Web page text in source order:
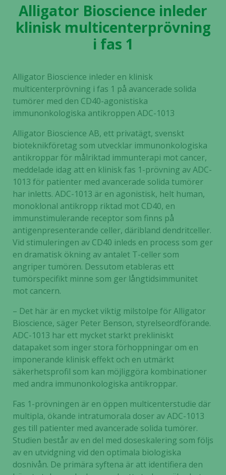
Alligator Bioscience inleder
klinisk multicenterprövning
i fas 1
Alligator Bioscience inleder en klinisk
multicenterprövning i fas 1 på avancerade solida
tumörer med den CD40-agonistiska
immunonkologiska antikroppen ADC-1013
Alligator Bioscience AB, ett privatägt, svenskt
bioteknikföretag som utvecklar immunonkologiska
antikroppar för målriktad immunterapi mot cancer,
meddelade idag att en klinisk fas 1-prövning av ADC-
1013 för patienter med avancerade solida tumörer
har inletts. ADC-1013 är en agonistisk, helt human,
monoklonal antikropp riktad mot CD40, en
immunstimulerande receptor som finns på
antigenpresenterande celler, däribland dendritceller.
Vid stimuleringen av CD40 inleds en process som ger
en dramatisk ökning av antalet T-celler som
angriper tumören. Dessutom etableras ett
tumörspecifikt minne som ger långtidsimmunitet
mot cancern.
– Det här är en mycket viktig milstolpe för Alligator
Bioscience, säger Peter Benson, styrelseordförande.
ADC-1013 har ett mycket starkt prekliniskt
datapaket som inger stora förhoppningar om en
imponerande klinisk effekt och en utmärkt
säkerhetsprofil som kan möjliggöra kombinationer
med andra immunonkologiska antikroppar.
Fas 1-prövningen är en öppen multicenterstudie där
multipla, ökande intratumorala doser av ADC-1013
ges till patienter med avancerade solida tumörer.
Studien består av en del med doseskalering som följs
av en utvidgning vid den optimala biologiska
dosnivån. De primära syftena är att identifiera den